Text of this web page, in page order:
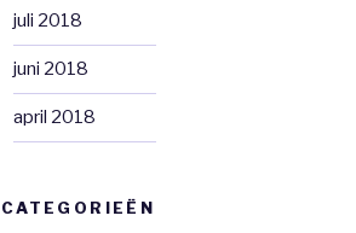
juli 2018
juni 2018
april 2018
CATEGORIEËN